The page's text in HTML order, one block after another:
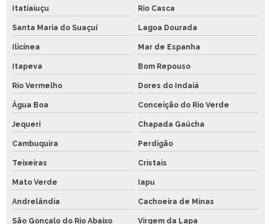
Itatiaiuçu Rio Casca
Santa Maria do Suaçuí Lagoa Dourada
Ilicínea Mar de Espanha
Itapeva Bom Repouso
Rio Vermelho Dores do Indaiá
Água Boa Conceição do Rio Verde
Jequeri Chapada Gaúcha
Cambuquira Perdigão
Teixeiras Cristais
Mato Verde Iapu
Andrelândia Cachoeira de Minas
São Gonçalo do Rio Abaixo Virgem da Lapa